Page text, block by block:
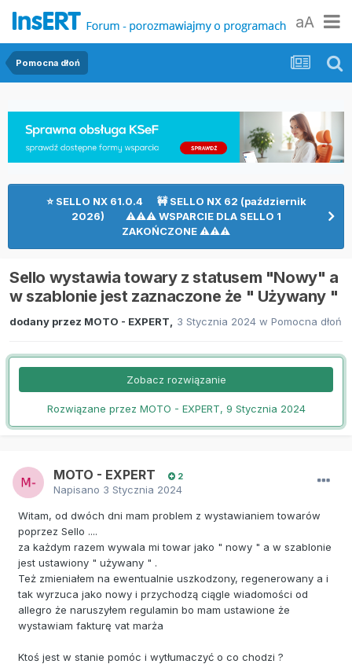
aA
Pomocna dłoń
⭐ SELLO NX 61.0.4 🚧 SELLO NX 62 (październik
2026) ⚠⚠⚠ WSPARCIE DLA SELLO 1
ZAKOŃCZONE ⚠⚠⚠
Sello wystawia towary z statusem "Nowy" a
w szablonie jest zaznaczone że " Używany "
dodany przez MOTO - EXPERT 3 Stycznia 2024 w Pomocna dłoń
Zobacz rozwiązanie
Rozwiązane przez MOTO - EXPERT, 9 Stycznia 2024
MOTO - EXPERT 2
Napisano 3 Stycznia 2024
Witam, od dwóch dni mam problem z wystawianiem towarów
poprzez Sello ....
za każdym razem wywala mi towar jako " nowy " a w szablonie
jest ustawiony " używany " .
Też zmieniałem na ewentualnie uszkodzony, regenerowany a i
tak wyrzuca jako nowy i przychodzą ciągle wiadomości od
allegro że naruszyłem regulamin bo mam ustawione że
wystawiam fakturę vat marża
Ktoś jest w stanie pomóc i wytłumaczyć o co chodzi ?